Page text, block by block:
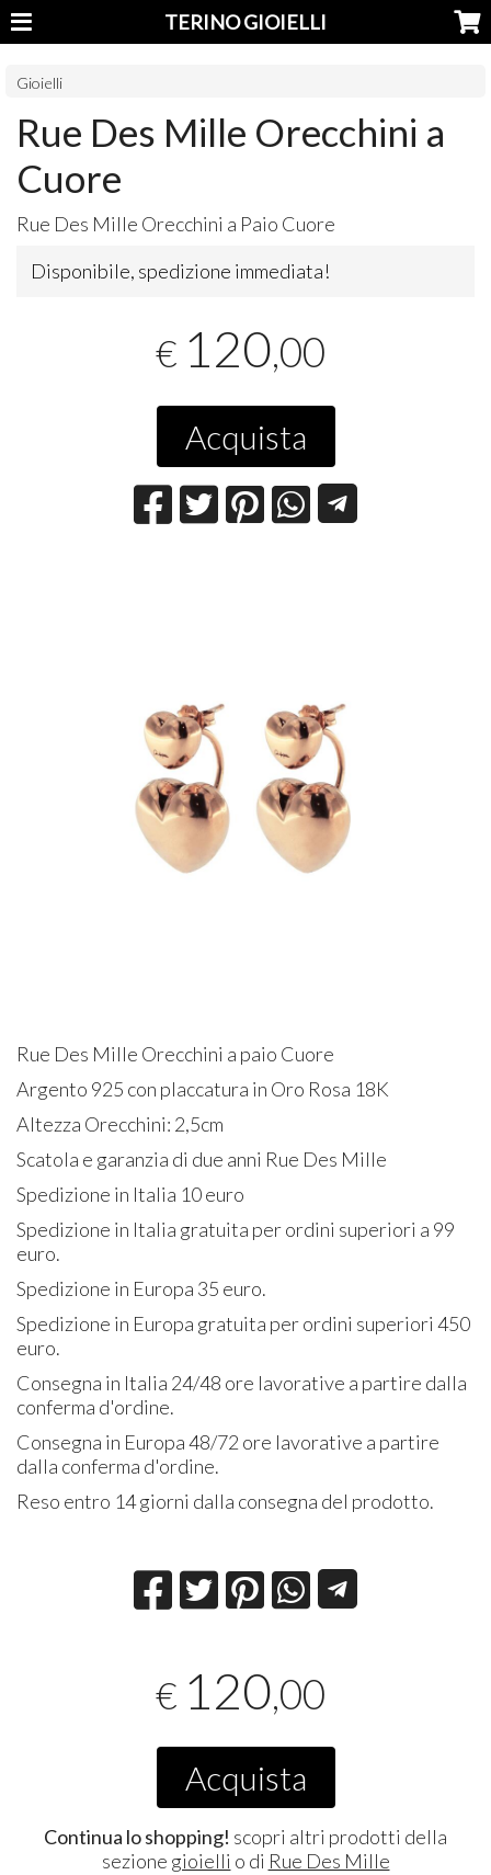
TERINO GIOIELLI
Gioielli
Rue Des Mille Orecchini a
Cuore
Rue Des Mille Orecchini a Paio Cuore
Disponibile, spedizione immediata!
€ 120,00
Acquista
Rue Des Mille Orecchini a paio Cuore
Argento 925 con placcatura in Oro Rosa 18K
Altezza Orecchini: 2,5cm
Scatola e garanzia di due anni Rue Des Mille
Spedizione in Italia 10 euro
Spedizione in Italia gratuita per ordini superiori a 99
euro.
Spedizione in Europa 35 euro.
Spedizione in Europa gratuita per ordini superiori 450
euro.
Consegna in Italia 24/48 ore lavorative a partire dalla
conferma d'ordine.
Consegna in Europa 48/72 ore lavorative a partire
dalla conferma d'ordine.
Reso entro 14 giorni dalla consegna del prodotto.
€ 120,00
Acquista
Continua lo shopping! scopri altri prodotti della
sezione gioielli o di Rue Des Mille